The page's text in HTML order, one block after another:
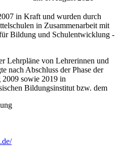
in Kraft und wurden durch
in Zusammenarbeit mit
Bildung und Schulentwicklung -
Lehrpläne von Lehrerinnen und
nach Abschluss der Phase der
sowie 2019 in
Bildungsinstitut bzw. dem